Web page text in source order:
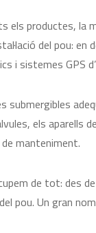
els productes, la
del pou:
i sistemes GPS
submergibles
els aparells
manteniment.
de tot: des
pou. Un gran